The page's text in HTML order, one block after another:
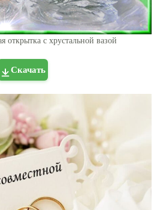
открытка с хрустальной вазой
Скачать